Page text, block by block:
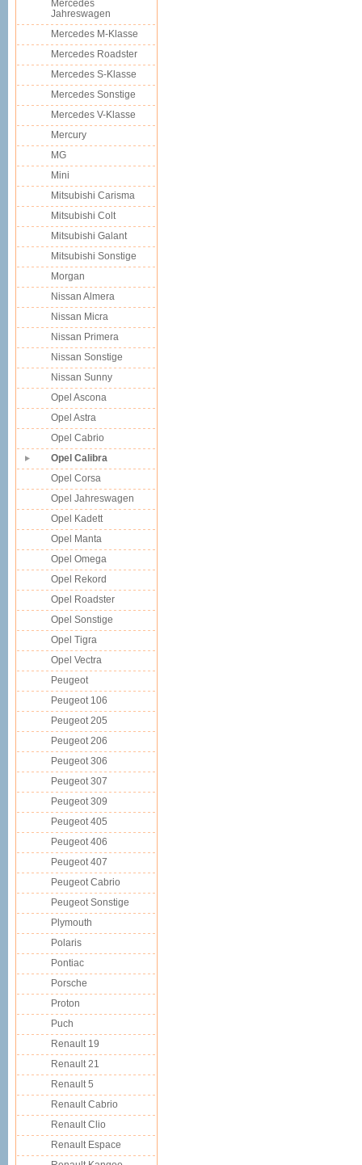
Mercedes
Jahreswagen
Mercedes M-Klasse
Mercedes Roadster
Mercedes S-Klasse
Mercedes Sonstige
Mercedes V-Klasse
Mercury
MG
Mini
Mitsubishi Carisma
Mitsubishi Colt
Mitsubishi Galant
Mitsubishi Sonstige
Morgan
Nissan Almera
Nissan Micra
Nissan Primera
Nissan Sonstige
Nissan Sunny
Opel Ascona
Opel Astra
Opel Cabrio
Opel Calibra
Opel Corsa
Opel Jahreswagen
Opel Kadett
Opel Manta
Opel Omega
Opel Rekord
Opel Roadster
Opel Sonstige
Opel Tigra
Opel Vectra
Peugeot
Peugeot 106
Peugeot 205
Peugeot 206
Peugeot 306
Peugeot 307
Peugeot 309
Peugeot 405
Peugeot 406
Peugeot 407
Peugeot Cabrio
Peugeot Sonstige
Plymouth
Polaris
Pontiac
Porsche
Proton
Puch
Renault 19
Renault 21
Renault 5
Renault Cabrio
Renault Clio
Renault Espace